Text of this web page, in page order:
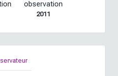
observation
2011